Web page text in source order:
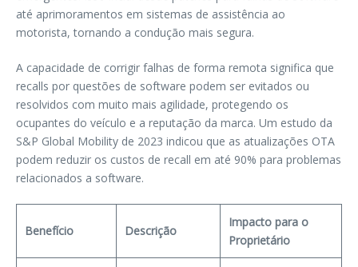
até aprimoramentos em sistemas de assistência ao
motorista, tornando a condução mais segura.
A capacidade de corrigir falhas de forma remota significa que
recalls por questões de software podem ser evitados ou
resolvidos com muito mais agilidade, protegendo os
ocupantes do veículo e a reputação da marca. Um estudo da
S&P Global Mobility de 2023 indicou que as atualizações OTA
podem reduzir os custos de recall em até 90% para problemas
relacionados a software.
Benefício Descrição
Impacto para o
Proprietário